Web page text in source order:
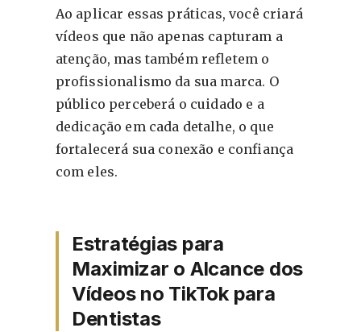
Ao aplicar essas práticas, você criará
vídeos que não apenas capturam a
atenção, mas também refletem o
profissionalismo da sua marca. O
público perceberá o cuidado e a
dedicação em cada detalhe, o que
fortalecerá sua conexão e confiança
com eles.
Estratégias para
Maximizar o Alcance dos
Vídeos no TikTok para
Dentistas